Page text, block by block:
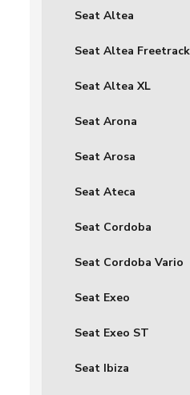
Seat Altea
Seat Altea Freetrack
Seat Altea XL
Seat Arona
Seat Arosa
Seat Ateca
Seat Cordoba
Seat Cordoba Vario
Seat Exeo
Seat Exeo ST
Seat Ibiza